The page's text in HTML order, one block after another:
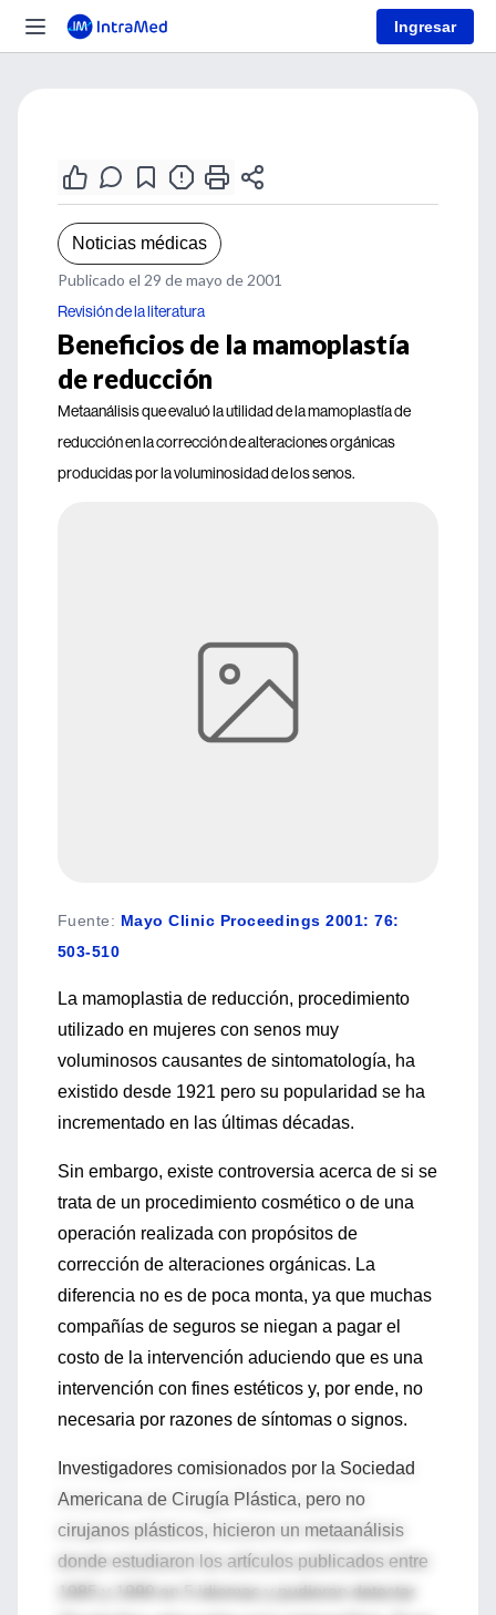
Ingresar
Noticias médicas
Publicado el 29 de mayo de 2001
Revisión de la literatura
Beneficios de la mamoplastía
de reducción
Metaanálisis que evaluó la utilidad de la mamoplastía de
reducción en la corrección de alteraciones orgánicas
producidas por la voluminosidad de los senos.
Fuente: Mayo Clinic Proceedings 2001: 76:
503-510
La mamoplastia de reducción, procedimiento
utilizado en mujeres con senos muy
voluminosos causantes de sintomatología, ha
existido desde 1921 pero su popularidad se ha
incrementado en las últimas décadas.
Sin embargo, existe controversia acerca de si se
trata de un procedimiento cosmético o de una
operación realizada con propósitos de
corrección de alteraciones orgánicas. La
diferencia no es de poca monta, ya que muchas
compañías de seguros se niegan a pagar el
costo de la intervención aduciendo que es una
intervención con fines estéticos y, por ende, no
necesaria por razones de síntomas o signos.
Investigadores comisionados por la Sociedad
Americana de Cirugía Plástica, pero no
cirujanos plásticos, hicieron un metaanálisis
donde estudiaron los artículos publicados entre
1985 y 1999 en 5 idiomas y pudieron detectar